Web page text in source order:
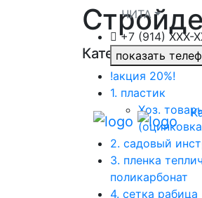
ЧИТА
+7 (914) XXХ-
показать
Категории
!акция 20%!
1. пластик
Хоз.
2. садовый
3. пленка
поликарбонат
4. сетка рабица